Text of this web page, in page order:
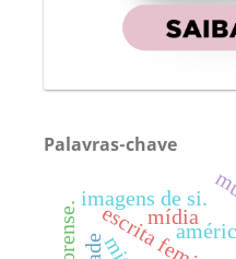
Palavras-chave
imagens de si.
mídia